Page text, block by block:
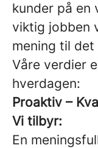
kunder på en
viktig jobben
mening til det
Våre verdier
hverdagen:
Proaktiv –
Vi tilbyr:
En